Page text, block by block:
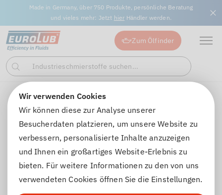
Wir verwenden Cookies
Wir können diese zur Analyse unserer
Besucherdaten platzieren, um unsere Website zu
verbessern, personalisierte Inhalte anzuzeigen
und Ihnen ein großartiges Website-Erlebnis zu
bieten. Für weitere Informationen zu den von uns
verwendeten Cookies öffnen Sie die Einstellungen.
Made in Germany, über 750 Produkte, persönliche Beratung
und vieles mehr: Jetzt hier Händler werden.
Zum Ölfinder
Suchen
Industrieschmierstoffe suchen...
Unternehmen Team
WIR SIND EUROLUB
Hinter EUROLUB stehen Menschen mit technischer
Präzision und klarem Anspruch.
Was uns verbindet: Verlässlichkeit, Erfahrung und der